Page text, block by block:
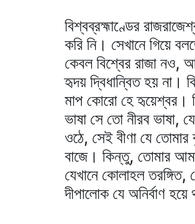
বিশ্বব্রহ্মাণ্ডের
করি নি। সেখানে গিয়ে
কেবল বিশ্বের রাজা নও,
হৃদয় দ্বিধান্বিত হয় না।
মাপ কোরো হে হৃয়েশ্বর।
ভাষা সে তো নীরব ভাষা,
ওঠে, সেই বীণা যে
বাজে। কিন্তু, তোমার
যেখানে কোলাহল
দীপালোক যে অনির্বাণ